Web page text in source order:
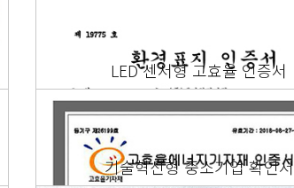
LED 센서형 고효율 인증서
기술혁신형 중소기업 확인서